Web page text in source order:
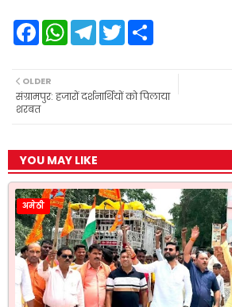
F
a
b
o
o
k
W
A
p
T
e
r
a
T
w
e
r
OLDER
संग्रामपुर: हजारों दर्शनार्थियों को पिलाया
शरबत
YOU MAY LIKE
अमेठी